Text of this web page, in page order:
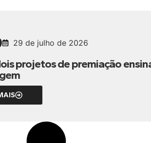
29 de julho de 2026
projetos de premiação